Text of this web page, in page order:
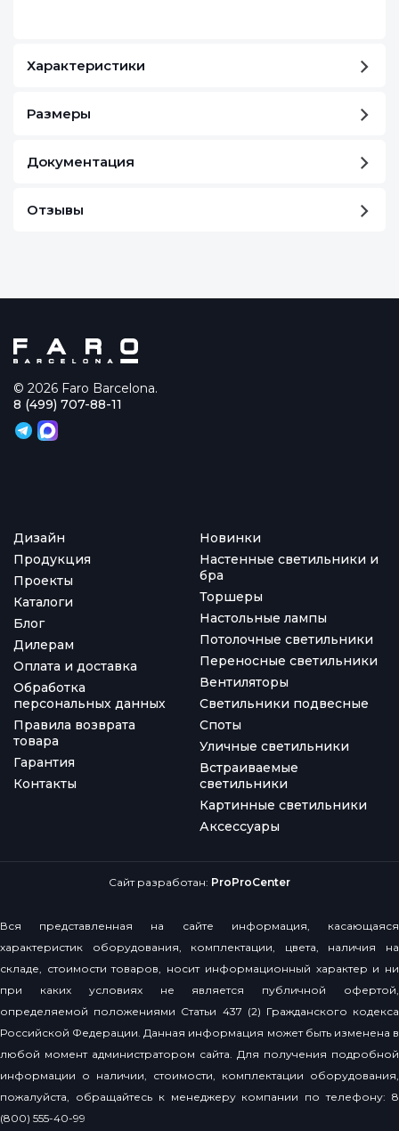
Характеристики
Размеры
Документация
Отзывы
© 2026 Faro Barcelona.
Дизайн
Продукция
Проекты
Каталоги
Блог
Дилерам
Оплата и доставка
Обработка
персональных данных
Правила возврата
товара
Гарантия
Контакты
Новинки
Настенные светильники и
бра
Торшеры
Настольные лампы
Потолочные светильники
Переносные светильники
Вентиляторы
Светильники подвесные
Споты
Уличные светильники
Встраиваемые
светильники
Картинные светильники
Аксессуары
8 (499) 707-88-11
Сайт разработан: ProProCenter
Вся представленная на сайте информация, касающаяся
характеристик оборудования, комплектации, цвета, наличия на
складе, стоимости товаров, носит информационный характер и ни
при каких условиях не является публичной офертой,
определяемой положениями Статьи 437 (2) Гражданского кодекса
Российской Федерации. Данная информация может быть изменена в
любой момент администратором сайта. Для получения подробной
информации о наличии, стоимости, комплектации оборудования,
пожалуйста, обращайтесь к менеджеру компании по телефону: 8
(800) 555-40-99